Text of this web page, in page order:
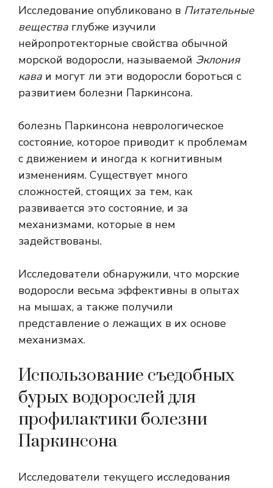
Исследование опубликовано в Питательные
вещества глубже изучили
нейропротекторные свойства обычной
морской водоросли, называемой Эклония
кава и могут ли эти водоросли бороться с
развитием болезни Паркинсона.
болезнь Паркинсона неврологическое
состояние, которое приводит к проблемам
с движением и иногда к когнитивным
изменениям. Существует много
сложностей, стоящих за тем, как
развивается это состояние, и за
механизмами, которые в нем
задействованы.
Исследователи обнаружили, что морские
водоросли весьма эффективны в опытах
на мышах, а также получили
представление о лежащих в их основе
механизмах.
Использование съедобных
бурых водорослей для
профилактики болезни
Паркинсона
Исследователи текущего исследования